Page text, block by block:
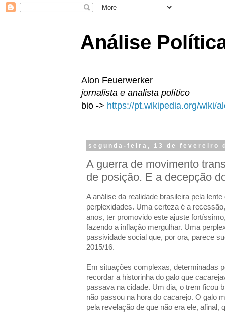
Análise
Alon Feuerwerker
jornalista e analista político
bio -> https://pt.wikipedia.org/wiki/
segunda-feira, 13 de fevereiro
A guerra de movimento
de posição. E a decepção
A análise da realidade brasileira pela
perplexidades. Uma certeza é a
anos, ter promovido este ajuste
fazendo a inflação mergulhar. Uma
passividade social que, por ora, parece
2015/16.
Em situações complexas, determinadas
recordar a historinha do galo que
passava na cidade. Um dia, o trem ficou
não passou na hora do cacarejo. O galo
pela revelação de que não era ele, afinal,